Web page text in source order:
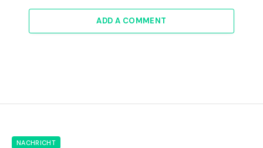
ADD A COMMENT
NACHRICHT